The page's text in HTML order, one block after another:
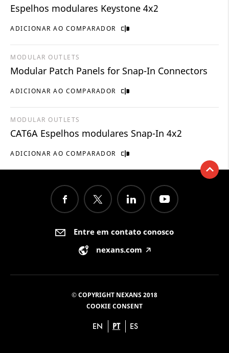
ADICIONAR AO COMPARADOR
Espelhos modulares Keystone 4x2
ADICIONAR AO COMPARADOR
MODULAR OUTLETS
Modular Patch Panels for Snap-In Connectors
ADICIONAR AO COMPARADOR
MODULAR OUTLETS
CAT6A Espelhos modulares Snap-In 4x2
Entre em contato conosco
nexans.com 🡥
© COPYRIGHT NEXANS 2018
COOKIE CONSENT
EN PT ES